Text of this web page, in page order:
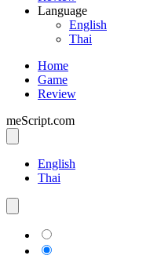
Language
English
Thai
Home
Game
Review
meScript.com
English
Thai